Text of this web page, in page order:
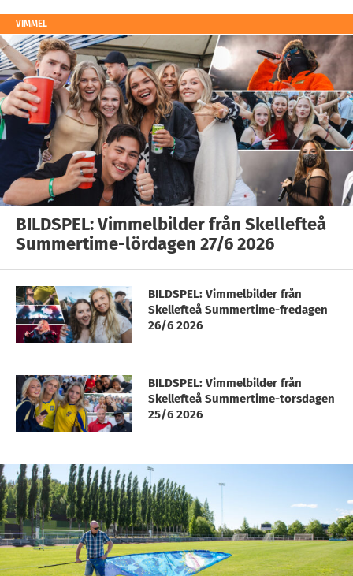
VIMMEL
BILDSPEL: Vimmelbilder från Skellefteå
Summertime-lördagen 27/6 2026
BILDSPEL: Vimmelbilder från
Skellefteå Summertime-fredagen
26/6 2026
BILDSPEL: Vimmelbilder från
Skellefteå Summertime-torsdagen
25/6 2026